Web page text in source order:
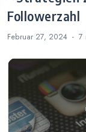
Followerzahl
Februar 27, 2024 7